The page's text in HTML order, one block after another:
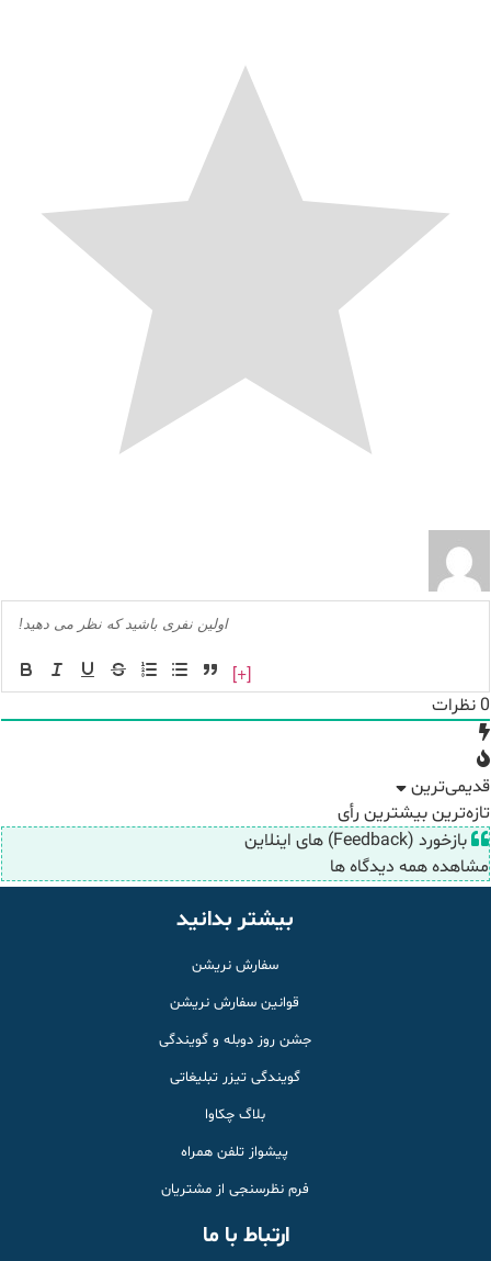
[+]
0 نظرات
قدیمی‌ترین
تازه‌ترینبیشترین رأی
بازخورد (Feedback) های اینلاین
مشاهده همه دیدگاه ها
بیشتر بدانید
سفارش نریشن
قوانین سفارش نریشن
جشن روز دوبله و گویندگی
گویندگی تیزر تبلیغاتی
بلاگ چکاوا
پیشواز تلفن همراه
فرم نظرسنجی از مشتریان
ارتباط با ما